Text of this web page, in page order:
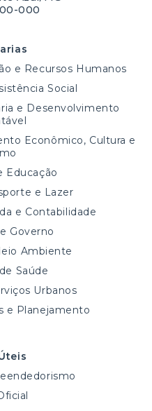
000
e Recursos Humanos
Social
e Desenvolvimento
Econômico, Cultura e
Educação
e Lazer
e Contabilidade
Governo
Ambiente
Saúde
Urbanos
e Planejamento